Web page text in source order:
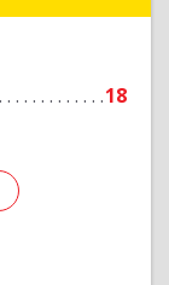
18